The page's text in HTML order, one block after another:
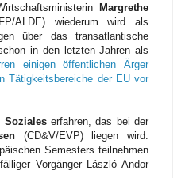
Margrethe
ALDE) wiederum wird als
über das transatlantische
in den letzten Jahren als
einigen öffentlichen Ärger
Tätigkeitsbereiche der EU vor
Sozialeserfahren, das bei der
(CD&V/EVP) liegen wird.
Semesters teilnehmen
Vorgänger László Andor